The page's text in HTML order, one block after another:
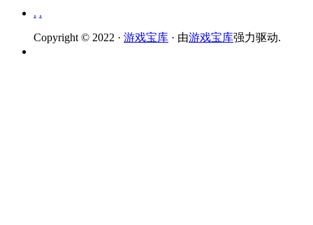
. .
Copyright © 2022 · 游戏宝库 · 由游戏宝库强力驱动.